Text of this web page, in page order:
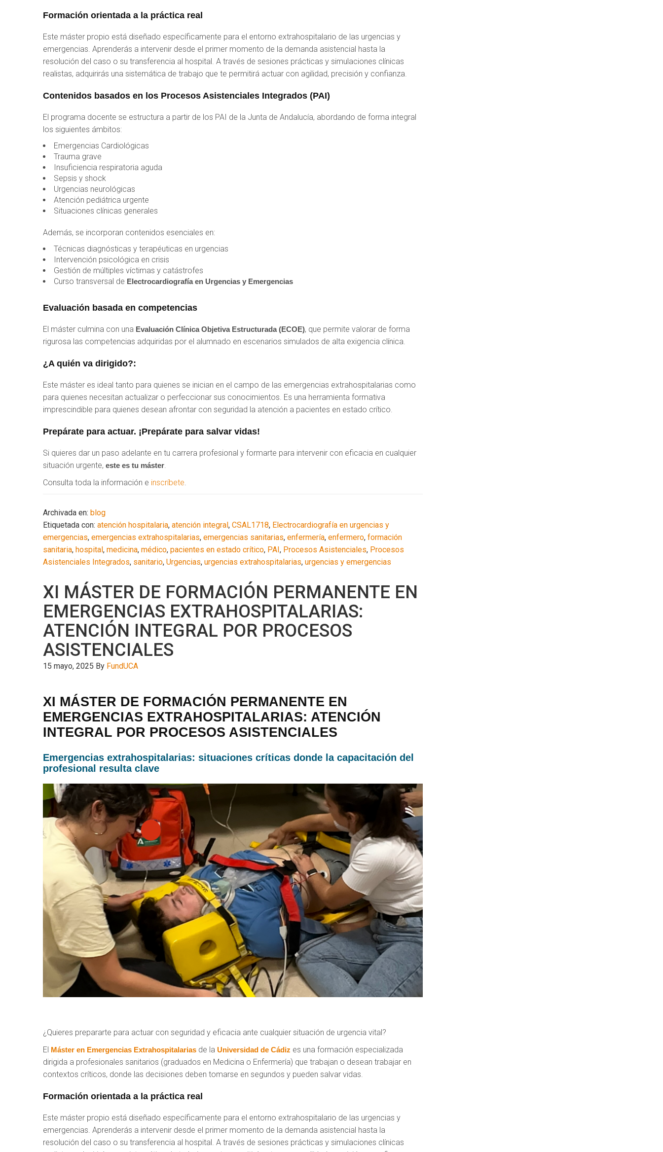
Formación orientada a la práctica real
Este máster propio está diseñado específicamente para el entorno extrahospitalario de las urgencias y
emergencias. Aprenderás a intervenir desde el primer momento de la demanda asistencial hasta la
resolución del caso o su transferencia al hospital. A través de sesiones prácticas y simulaciones clínicas
realistas, adquirirás una sistemática de trabajo que te permitirá actuar con agilidad, precisión y confianza.
Contenidos basados en los Procesos Asistenciales Integrados (PAI)
El programa docente se estructura a partir de los PAI de la Junta de Andalucía, abordando de forma integral
los siguientes ámbitos:
Emergencias Cardiológicas
Trauma grave
Insuficiencia respiratoria aguda
Sepsis y shock
Urgencias neurológicas
Atención pediátrica urgente
Situaciones clínicas generales
Además, se incorporan contenidos esenciales en:
Técnicas diagnósticas y terapéuticas en urgencias
Intervención psicológica en crisis
Gestión de múltiples víctimas y catástrofes
Curso transversal de Electrocardiografía en Urgencias y Emergencias
Evaluación basada en competencias
El máster culmina con una Evaluación Clínica Objetiva Estructurada (ECOE), que permite valorar de forma
rigurosa las competencias adquiridas por el alumnado en escenarios simulados de alta exigencia clínica.
¿A quién va dirigido?:
Este máster es ideal tanto para quienes se inician en el campo de las emergencias extrahospitalarias como
para quienes necesitan actualizar o perfeccionar sus conocimientos. Es una herramienta formativa
imprescindible para quienes desean afrontar con seguridad la atención a pacientes en estado crítico.
Prepárate para actuar. ¡Prepárate para salvar vidas!
Si quieres dar un paso adelante en tu carrera profesional y formarte para intervenir con eficacia en cualquier
situación urgente, este es tu máster.
Consulta toda la información e inscríbete.
Archivada en: blog
Etiquetada con: atención hospitalaria, atención integral, CSAL1718, Electrocardiografía en urgencias y
emergencias, emergencias extrahospitalarias, emergencias sanitarias, enfermería, enfermero, formación
sanitaria, hospital, medicina, médico, pacientes en estado crítico, PAI, Procesos Asistenciales, Procesos
Asistenciales Integrados, sanitario, Urgencias, urgencias extrahospitalarias, urgencias y emergencias
XI MÁSTER DE FORMACIÓN PERMANENTE EN
EMERGENCIAS EXTRAHOSPITALARIAS:
ATENCIÓN INTEGRAL POR PROCESOS
ASISTENCIALES
15 mayo, 2025 By FundUCA
XI MÁSTER DE FORMACIÓN PERMANENTE EN
EMERGENCIAS EXTRAHOSPITALARIAS: ATENCIÓN
INTEGRAL POR PROCESOS ASISTENCIALES
Emergencias extrahospitalarias: situaciones críticas donde la capacitación del
profesional resulta clave
¿Quieres prepararte para actuar con seguridad y eficacia ante cualquier situación de urgencia vital?
El Máster en Emergencias Extrahospitalarias de la Universidad de Cádiz es una formación especializada
dirigida a profesionales sanitarios (graduados en Medicina o Enfermería) que trabajan o desean trabajar en
contextos críticos, donde las decisiones deben tomarse en segundos y pueden salvar vidas.
Formación orientada a la práctica real
Este máster propio está diseñado específicamente para el entorno extrahospitalario de las urgencias y
emergencias. Aprenderás a intervenir desde el primer momento de la demanda asistencial hasta la
resolución del caso o su transferencia al hospital. A través de sesiones prácticas y simulaciones clínicas